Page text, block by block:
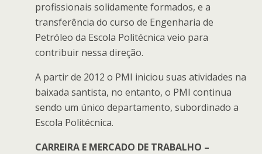
profissionais solidamente formados, e a
transferência do curso de Engenharia de
Petróleo da Escola Politécnica veio para
contribuir nessa direção.
A partir de 2012 o PMI iniciou suas atividades na
baixada santista, no entanto, o PMI continua
sendo um único departamento, subordinado a
Escola Politécnica.
CARREIRA E MERCADO DE TRABALHO –